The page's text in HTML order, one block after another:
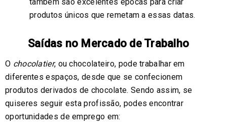
também são excelentes épocas para criar
produtos únicos que remetam a essas datas.
Saídas no Mercado de Trabalho
O chocolatier, ou chocolateiro, pode trabalhar em
diferentes espaços, desde que se confecionem
produtos derivados de chocolate. Sendo assim, se
quiseres seguir esta profissão, podes encontrar
oportunidades de emprego em: